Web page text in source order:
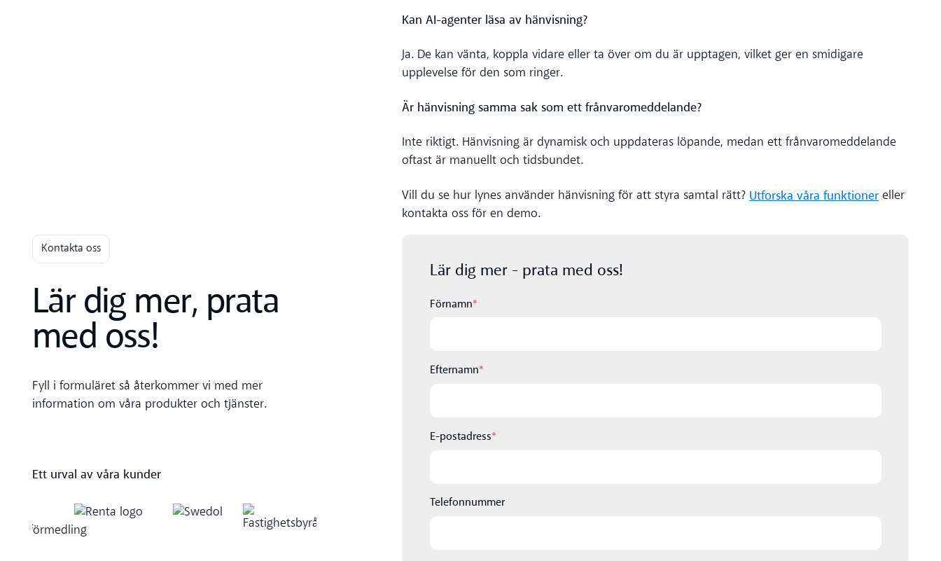
Kan AI-agenter läsa av hänvisning?
Ja. De kan vänta, koppla vidare eller ta över om du är upptagen, vilket ger en smidigare
upplevelse för den som ringer.
Är hänvisning samma sak som ett frånvaromeddelande?
Inte riktigt. Hänvisning är dynamisk och uppdateras löpande, medan ett frånvaromeddelande
oftast är manuellt och tidsbundet.
Vill du se hur lynes använder hänvisning för att styra samtal rätt? Utforska våra funktioner eller
kontakta oss för en demo.
Kontakta oss
Lär dig mer, prata
med oss!
Fyll i formuläret så återkommer vi med mer
information om våra produkter och tjänster.
Ett urval av våra kunder
Lär dig mer - prata med oss!
Förnamn*
Efternamn*
E-postadress*
Telefonnummer